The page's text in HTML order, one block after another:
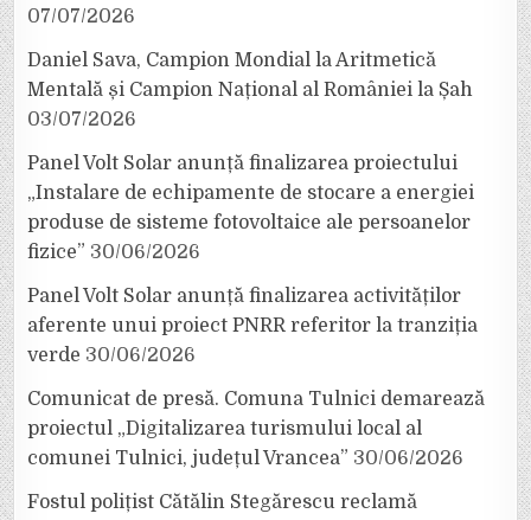
07/07/2026
Daniel Sava, Campion Mondial la Aritmetică
Mentală și Campion Național al României la Șah
03/07/2026
Panel Volt Solar anunță finalizarea proiectului
„Instalare de echipamente de stocare a energiei
produse de sisteme fotovoltaice ale persoanelor
fizice” 30/06/2026
Panel Volt Solar anunță finalizarea activităților
aferente unui proiect PNRR referitor la tranziția
verde 30/06/2026
Comunicat de presă. Comuna Tulnici demarează
proiectul „Digitalizarea turismului local al
comunei Tulnici, județul Vrancea” 30/06/2026
Fostul polițist Cătălin Stegărescu reclamă